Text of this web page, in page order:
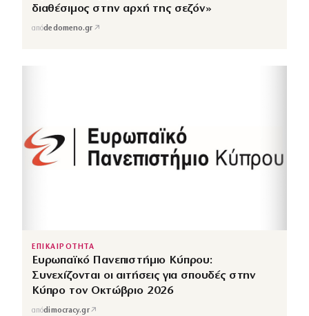
διαθέσιμος στην αρχή της σεζόν»
απόdedomeno.gr ↗
ΕΠΙΚΑΙΡΟΤΗΤΑ
Ευρωπαϊκό Πανεπιστήμιο Κύπρου:
Συνεχίζονται οι αιτήσεις για σπουδές στην
Κύπρο τον Οκτώβριο 2026
απόdimocracy.gr↗